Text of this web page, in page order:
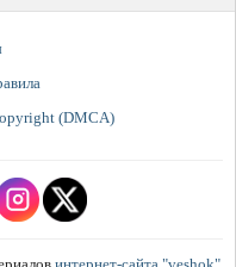
(DMCA)